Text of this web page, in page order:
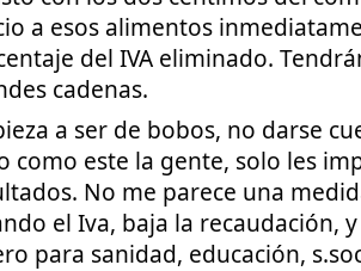
a esos alimentos
del IVA eliminado.
cadenas.
a ser de bobos, no darse
como este la gente, solo les
No me parece una
el Iva, baja la recaudación,
para sanidad, educación,